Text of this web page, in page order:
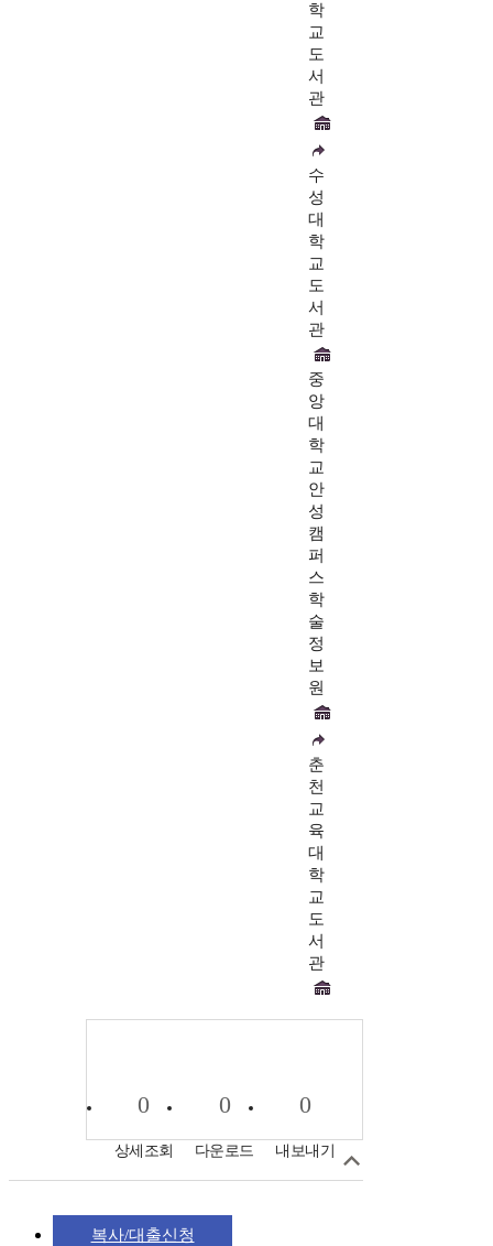
학
교
도
서
관
수
성
대
학
교
도
서
관
중
앙
대
학
교
안
성
캠
퍼
스
학
술
정
보
원
춘
천
교
육
대
학
교
도
서
관
0
상세조회
0
다운로드
0
내보내기
복사/대출신청